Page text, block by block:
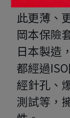
此更薄、
岡本保險
日本製造
都經過
經針孔、
測試等，